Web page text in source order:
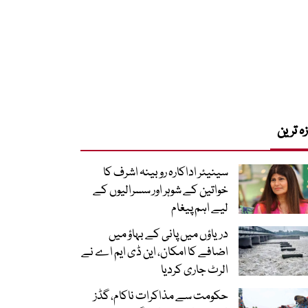
ترین
سینیئر اداکارہ روبینہ اشرف کا
خواتین کے شوہر اور سسرالیوں کے
لیے اہم پیغام
دریاؤں میں پانی کے بہاؤ میں
اضافے کا امکان، این ڈی ایم اے نے
الرٹ جاری کردیا
حکومت سے مذاکرات ناکام، گڈز